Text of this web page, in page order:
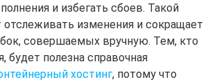
и избегать сбоев. Такой
отслеживать изменения и сокращает
совершаемых вручную. Тем, кто
будет полезна справочная
хостинг, потому что